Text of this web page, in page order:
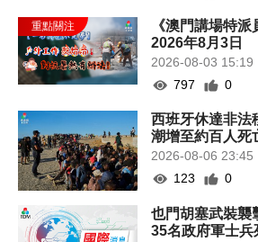
《澳門講場特派
2026年8月3日
2026-08-03 15:19
797
0
西班牙休達非法
潮增至約百人死
2026-08-06 23:45
123
0
也門胡塞武裝襲
35名政府軍士兵